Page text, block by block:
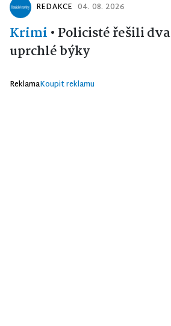
REDAKCE 04. 08. 2026
Krimi • Policisté řešili dva
uprchlé býky
ReklamaKoupit reklamu